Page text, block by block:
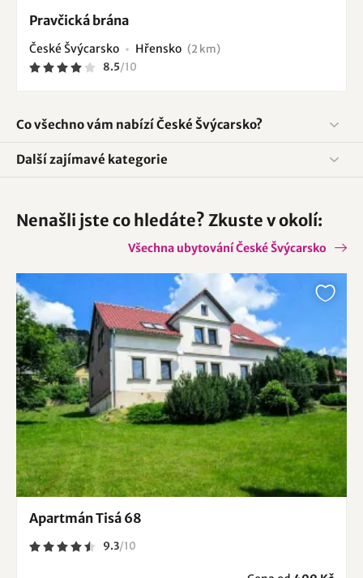
Pravčická brána
České Švýcarsko Hřensko (2 km)
8.5/10
Co všechno vám nabízí České Švýcarsko?
Další zajímavé kategorie
Nenašli jste co hledáte? Zkuste v okolí:
Všechna ubytování České Švýcarsko
Apartmán Tisá 68
9.3/10